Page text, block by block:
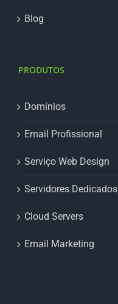
Blog
PRODUTOS
Domínios
Email Profissional
Serviço Web Design
Servidores Dedicados
Cloud Servers
Email Marketing